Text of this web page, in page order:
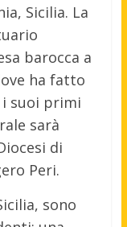
Sicilia. La
barocca a
ha fatto
suoi primi
sarà
di
Peri.
sono